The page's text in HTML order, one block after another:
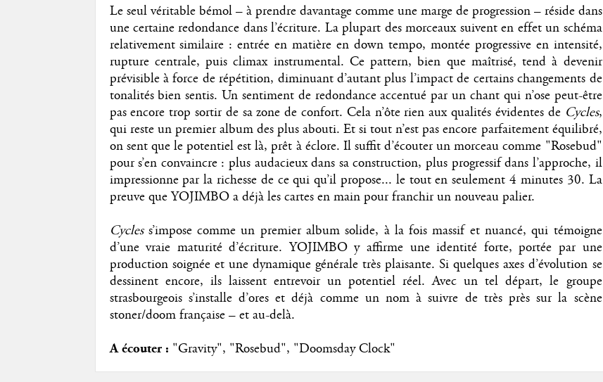
Le seul véritable bémol – à prendre davantage comme une marge de progression – réside dans
une certaine redondance dans l’écriture. La plupart des morceaux suivent en effet un schéma
relativement similaire : entrée en matière en down tempo, montée progressive en intensité,
rupture centrale, puis climax instrumental. Ce pattern, bien que maîtrisé, tend à devenir
prévisible à force de répétition, diminuant d’autant plus l’impact de certains changements de
tonalités bien sentis. Un sentiment de redondance accentué par un chant qui n’ose peut-être
pas encore trop sortir de sa zone de confort. Cela n’ôte rien aux qualités évidentes de Cycles,
qui reste un premier album des plus abouti. Et si tout n’est pas encore parfaitement équilibré,
on sent que le potentiel est là, prêt à éclore. Il suffit d’écouter un morceau comme "Rosebud"
pour s’en convaincre : plus audacieux dans sa construction, plus progressif dans l’approche, il
impressionne par la richesse de ce qui qu’il propose... le tout en seulement 4 minutes 30. La
preuve que YOJIMBO a déjà les cartes en main pour franchir un nouveau palier.
Cycless’impose comme un premier album solide, à la fois massif et nuancé, qui témoigne
d’une vraie maturité d’écriture. YOJIMBO y affirme une identité forte, portée par une
production soignée et une dynamique générale très plaisante. Si quelques axes d’évolution se
dessinent encore, ils laissent entrevoir un potentiel réel. Avec un tel départ, le groupe
strasbourgeois s’installe d’ores et déjà comme un nom à suivre de très près sur la scène
stoner/doom française – et au-delà.
A écouter : "Gravity", "Rosebud", "Doomsday Clock"